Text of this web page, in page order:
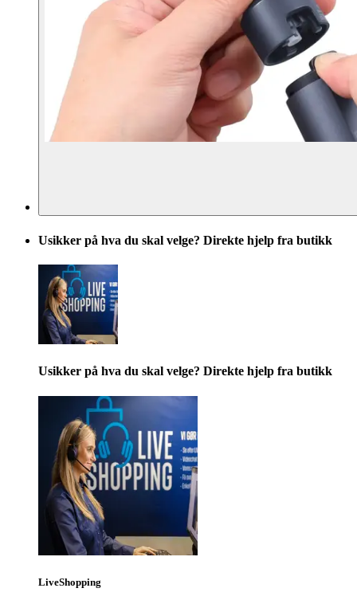
Usikker på hva du skal velge? Direkte hjelp fra butikk
Usikker på hva du skal velge? Direkte hjelp fra butikk
LiveShopping